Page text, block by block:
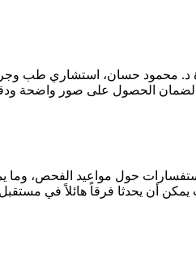
د. محمود حسان، استشاري طب
لضمان الحصول على صور واضحة
حول مواعيد الفحص، وما
يمكن أن يحدثا فرقاً هائلاً في